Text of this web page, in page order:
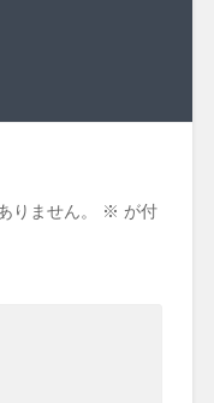
りません。 ※ が付